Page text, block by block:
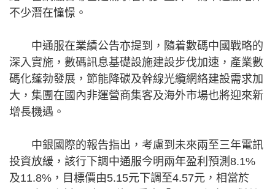
不少潛在憧憬。
中通服在業績公告亦提到，隨着數碼中國戰略的
深入實施，數碼訊息基礎設施建設步伐加速，產業數
碼化蓬勃發展，節能降碳及幹線光纜網絡建設需求加
大，集團在國內非運營商集客及海外市場也將迎來新
增長機遇。
中銀國際的報告指出，考慮到未來兩至三年電訊
投資放緩，該行下調中通服今明兩年盈利預測8.1%
及11.8%，目標價由5.15元下調至4.57元，相當於